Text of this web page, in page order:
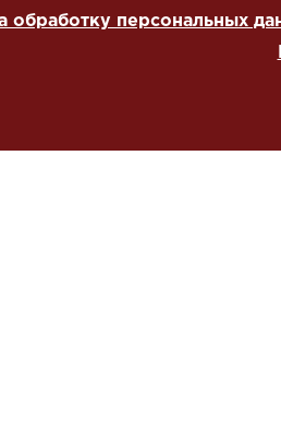
обработку персональных